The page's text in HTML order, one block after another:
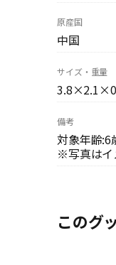
原産国
中国
サイズ・重量
備考
対象年齢:6
※写真はイ
このグ